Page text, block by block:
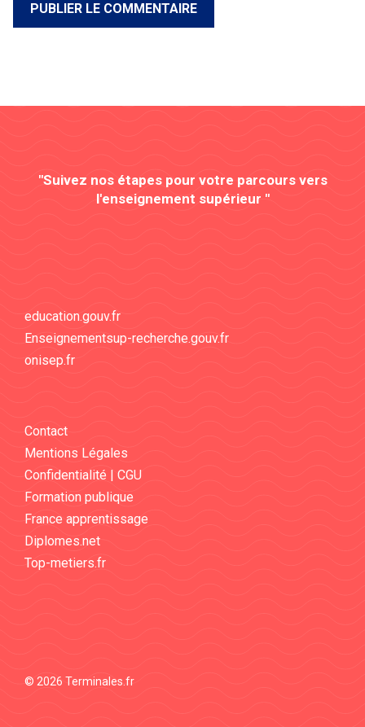
"Suivez nos étapes pour votre parcours vers
l'enseignement supérieur "
education.gouv.fr
Enseignementsup-recherche.gouv.fr
onisep.fr
Contact
Mentions Légales
Confidentialité | CGU
Formation publique
France apprentissage
Diplomes.net
Top-metiers.fr
© 2026 Terminales.fr